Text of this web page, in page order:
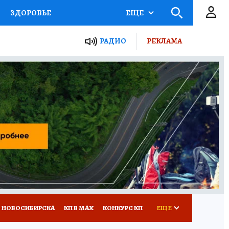
ЗДОРОВЬЕ
Я ЗНАЮ СЕМЬЯ
СЕРИАЛЫ
ВСЕ О КП РАДИО КП
ЕЩЕ
РАДИО РЕКЛАМА
КП В МАХ КОНКУРС КП ЕЩЕ